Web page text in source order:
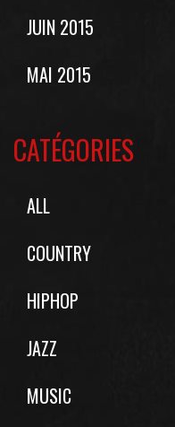
JUIN 2015
MAI 2015
CATÉGORIES
ALL
COUNTRY
HIPHOP
JAZZ
MUSIC